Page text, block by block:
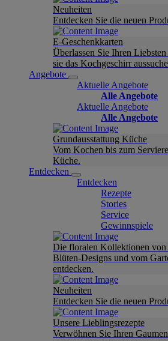
Neuheiten
Entdecken Sie die neuen
E-Geschenkkarten
Überlassen Sie Ihren
sie das Kochgeschirr
Angebote
Aktuelle Angebote
Alle Angebote
Aktuelle Angebote
Alle Angebote
Grundausstattung Küche
Vom Kochen bis zum
Küche.
Entdecken
Entdecken
Rezepte
Stories
Service
Gewinnspiele
Die floralen Kollektionen von
Blüten-Designs und vom
entdecken.
Neuheiten
Entdecken Sie die neuen
Unsere Lieblingsrezepte
Verwöhnen Sie Ihren